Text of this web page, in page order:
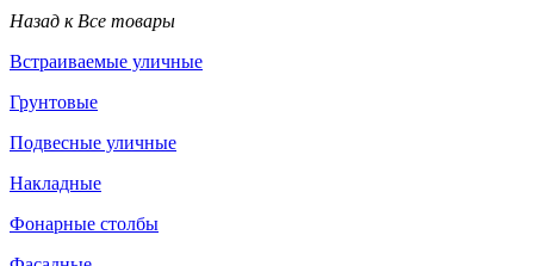
Назад к Все товары
Встраиваемые уличные
Грунтовые
Подвесные уличные
Накладные
Фонарные столбы